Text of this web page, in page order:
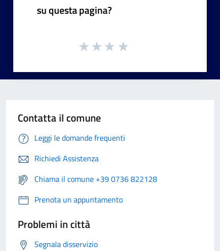
su questa pagina?
Contatta il comune
Leggi le domande frequenti
Richiedi Assistenza
Chiama il comune +39 0736 822128
Prenota un appuntamento
Problemi in città
Segnala disservizio